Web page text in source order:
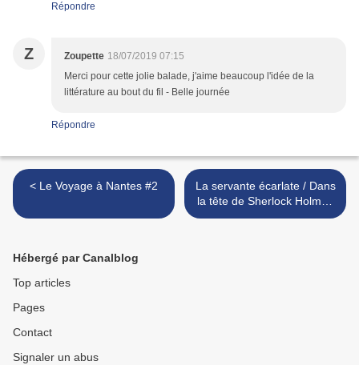
Répondre
Z Zoupette 18/07/2019 07:15
Merci pour cette jolie balade, j'aime beaucoup l'idée de la
littérature au bout du fil - Belle journée
Répondre
< Le Voyage à Nantes #2
La servante écarlate / Dans
la tête de Sherlock Holmes
#1 >
Hébergé par Canalblog
Top articles
Pages
Contact
Signaler un abus